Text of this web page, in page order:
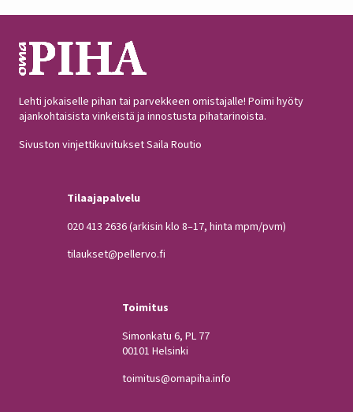
Lehti jokaiselle pihan tai parvekkeen omistajalle! Poimi hyöty
ajankohtaisista vinkeistä ja innostusta pihatarinoista.
Sivuston vinjettikuvitukset Saila Routio
Tilaajapalvelu
020 413 2636(arkisin klo 8–17, hinta mpm/pvm)
tilaukset@pellervo.fi
Toimitus
Simonkatu 6, PL 77
00101 Helsinki
toimitus@omapiha.info